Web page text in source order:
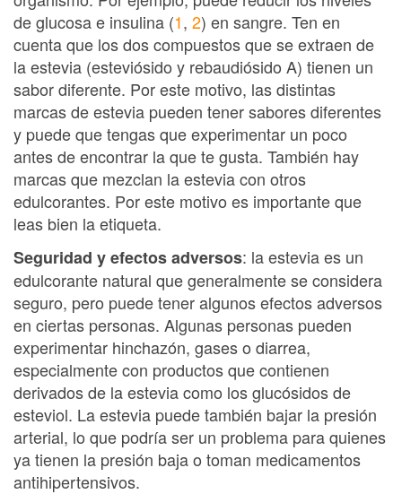
de glucosa e insulina (1, 2) en sangre. Ten en
cuenta que los dos compuestos que se extraen de
la estevia (esteviósido y rebaudiósido A) tienen un
sabor diferente. Por este motivo, las distintas
marcas de estevia pueden tener sabores diferentes
y puede que tengas que experimentar un poco
antes de encontrar la que te gusta. También hay
marcas que mezclan la estevia con otros
edulcorantes. Por este motivo es importante que
leas bien la etiqueta.
Seguridad y efectos adversos: la estevia es un
edulcorante natural que generalmente se considera
seguro, pero puede tener algunos efectos adversos
en ciertas personas. Algunas personas pueden
experimentar hinchazón, gases o diarrea,
especialmente con productos que contienen
derivados de la estevia como los glucósidos de
esteviol. La estevia puede también bajar la presión
arterial, lo que podría ser un problema para quienes
ya tienen la presión baja o toman medicamentos
antihipertensivos.